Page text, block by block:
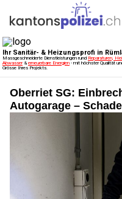
Oberriet SG:
Autogarage –